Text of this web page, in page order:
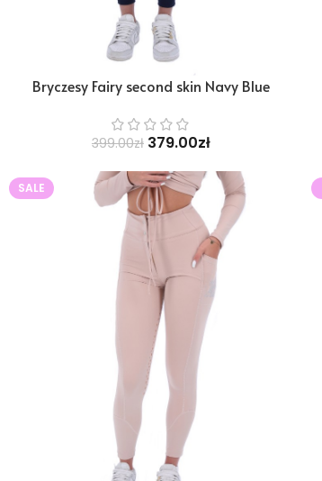
Bryczesy Fairy second skin Navy Blue
399.00zł 379.00zł
SALE